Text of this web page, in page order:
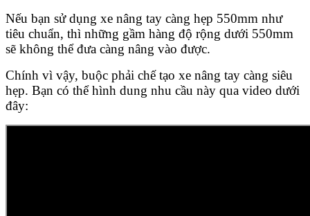
Nếu bạn sử dụng xe nâng tay càng hẹp 550mm như
tiêu chuẩn, thì những gầm hàng độ rộng dưới 550mm
sẽ không thể đưa càng nâng vào được.
Chính vì vậy, buộc phải chế tạo xe nâng tay càng siêu
hẹp. Bạn có thể hình dung nhu cầu này qua video dưới
đây: